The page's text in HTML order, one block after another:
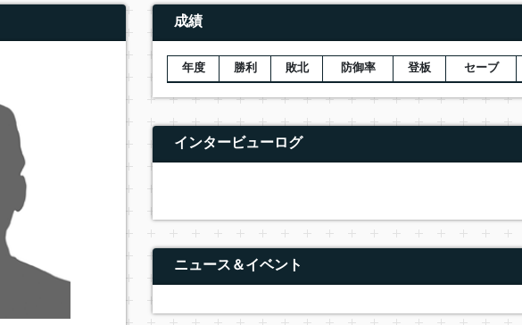
成績
年度 勝利 敗北 防御率 登板 セーブ
インタービューログ
ニュース＆イベント